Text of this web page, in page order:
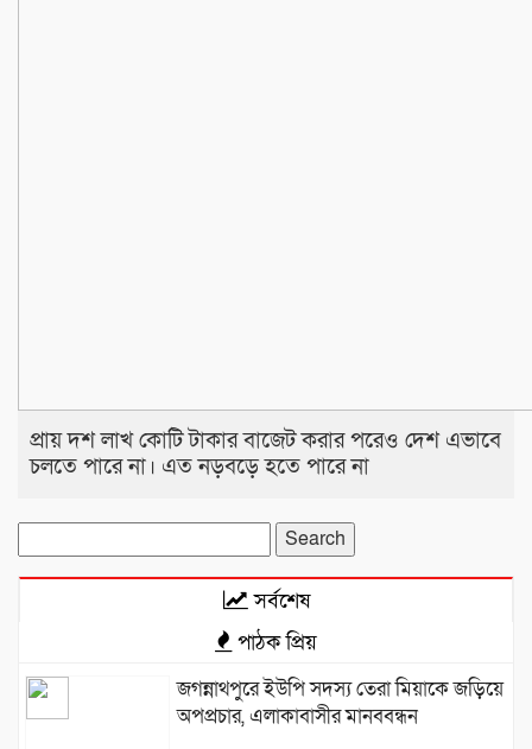
প্রায় দশ লাখ কোটি টাকার বাজেট করার পরেও দেশ এভাবে
চলতে পারে না। এত নড়বড়ে হতে পারে না
for:
সর্বশেষ
পাঠক প্রিয়
জগন্নাথপুরে ইউপি সদস্য তেরা মিয়াকে জড়িয়ে
অপপ্রচার, এলাকাবাসীর মানববন্ধন